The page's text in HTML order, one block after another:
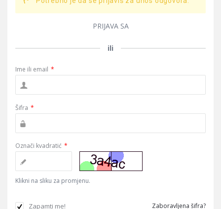
PRIJAVA SA
ili
Ime ili email *
Šifra *
Označi kvadratić *
Klikni na sliku za promjenu.
Zapamti me! Zaboravljena šifra?